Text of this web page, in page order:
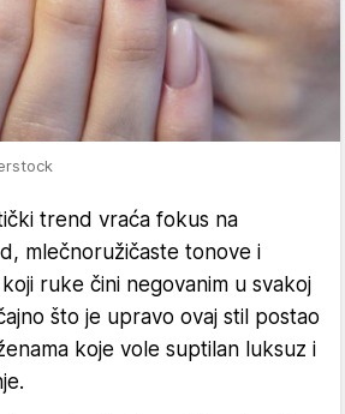
trend vraća fokus na
mlečnoružičaste tonove i
ruke čini negovanim u svakoj
što je upravo ovaj stil postao
koje vole suptilan luksuz i